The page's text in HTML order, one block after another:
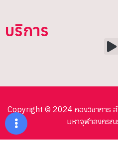
บริการ
Copyright © 2024 กองวิชาการ
มหาจุฬาลงกรณ